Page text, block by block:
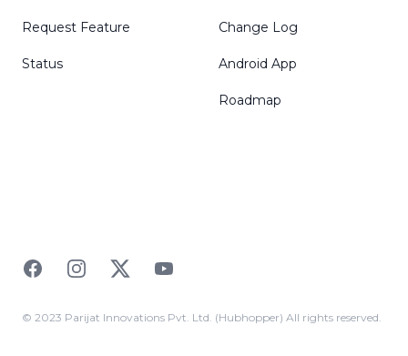
Request Feature
Status
Change Log
Android App
Roadmap
FacebookInstagramTwitterYouTube
© 2023 Parijat Innovations Pvt. Ltd. (Hubhopper) All rights reserved.